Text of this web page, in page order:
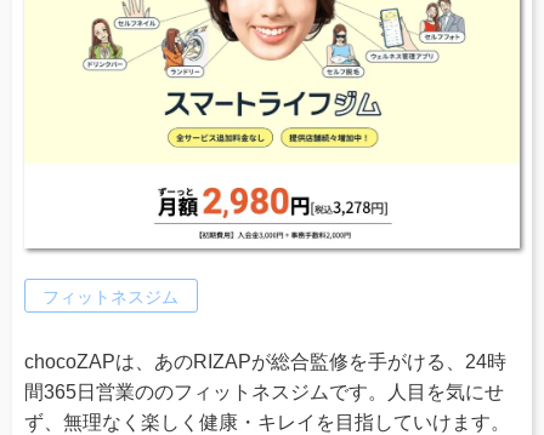
フィットネスジム
chocoZAPは、あのRIZAPが総合監修を手がける、24時
間365日営業ののフィットネスジムです。人目を気にせ
ず、無理なく楽しく健康・キレイを目指していけます。